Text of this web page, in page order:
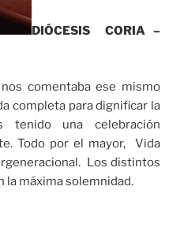
DIÓCESIS CORIA –
comentaba ese mismo
completa para dignificar la
tenido una celebración
Todo por el mayor, Vida
Los distintos
la máxima solemnidad.